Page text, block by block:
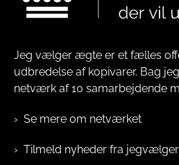
Jeg vælger ægte er et fælles
udbredelse af kopivarer. Bag
netværk af 10 samarbejdende
Se mere om netværket
Tilmeld nyheder fra